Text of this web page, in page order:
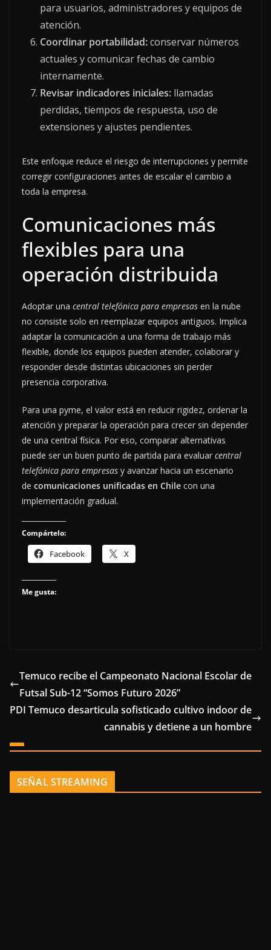
para usuarios, administradores y equipos de
atención.
Coordinar portabilidad:conservar números
actuales y comunicar fechas de cambio
internamente.
Revisar indicadores iniciales: llamadas
perdidas, tiempos de respuesta, uso de
extensiones y ajustes pendientes.
Este enfoque reduce el riesgo de interrupciones y permite
corregir configuraciones antes de escalar el cambio a
toda la empresa.
Comunicaciones más
flexibles para una
operación distribuida
Adoptar una central telefónica para empresas en la nube
no consiste solo en reemplazar equipos antiguos. Implica
adaptar la comunicación a una forma de trabajo más
flexible, donde los equipos pueden atender, colaborar y
responder desde distintas ubicaciones sin perder
presencia corporativa.
Para una pyme, el valor está en reducir rigidez, ordenar la
atención y preparar la operación para crecer sin depender
de una central física. Por eso, comparar alternativas
puede ser un buen punto de partida para evaluar central
telefónica para empresas y avanzar hacia un escenario
de comunicaciones unificadas en Chile con una
implementación gradual.
Compártelo:
Facebook X
Me gusta:
Temuco recibe el Campeonato Nacional Escolar de
Futsal Sub-12 “Somos Futuro 2026”
PDI Temuco desarticula sofisticado cultivo indoor de
cannabis y detiene a un hombre
SEÑAL STREAMING